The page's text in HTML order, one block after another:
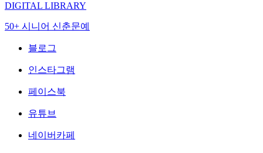
DIGITAL LIBRARY
50+ 시니어 신춘문예
블로그
인스타그램
페이스북
유튜브
네이버카페